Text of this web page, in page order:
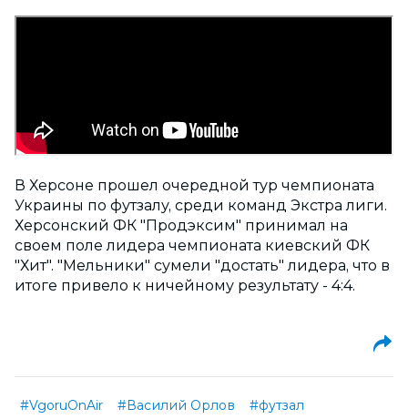
В Херсоне прошел очередной тур чемпионата
Украины по футзалу, среди команд Экстра лиги.
Херсонский ФК "Продэксим" принимал на
своем поле лидера чемпионата киевский ФК
"Хит". "Мельники" сумели "достать" лидера, что в
итоге привело к ничейному результату - 4:4.
#VgoruOnAir #Василий Орлов
#футзал